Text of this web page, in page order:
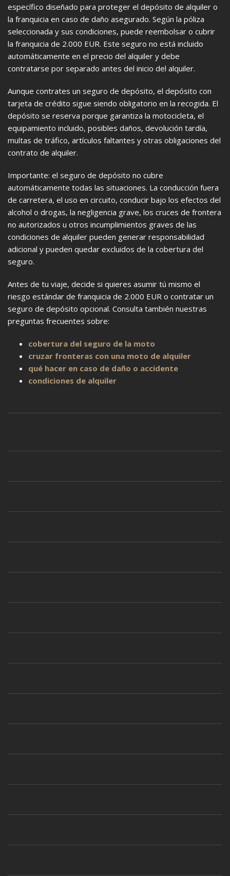
específico diseñado para proteger el depósito de alquiler o
la franquicia en caso de daño asegurado. Según la póliza
seleccionada y sus condiciones, puede reembolsar o cubrir
la franquicia de 2.000 EUR. Este seguro no está incluido
automáticamente en el precio del alquiler y debe
contratarse por separado antes del inicio del alquiler.
Aunque contrates un seguro de depósito, el depósito con
tarjeta de crédito sigue siendo obligatorio en la recogida. El
depósito se reserva porque garantiza la motocicleta, el
equipamiento incluido, posibles daños, devolución tardía,
multas de tráfico, artículos faltantes y otras obligaciones del
contrato de alquiler.
Importante: el seguro de depósito no cubre
automáticamente todas las situaciones. La conducción fuera
de carretera, el uso en circuito, conducir bajo los efectos del
alcohol o drogas, la negligencia grave, los cruces de frontera
no autorizados u otros incumplimientos graves de las
condiciones de alquiler pueden generar responsabilidad
adicional y pueden quedar excluidos de la cobertura del
seguro.
Antes de tu viaje, decide si quieres asumir tú mismo el
riesgo estándar de franquicia de 2.000 EUR o contratar un
seguro de depósito opcional. Consulta también nuestras
preguntas frecuentes sobre:
cobertura del seguro de la moto
cruzar fronteras con una moto de alquiler
qué hacer en caso de daño o accidente
condiciones de alquiler